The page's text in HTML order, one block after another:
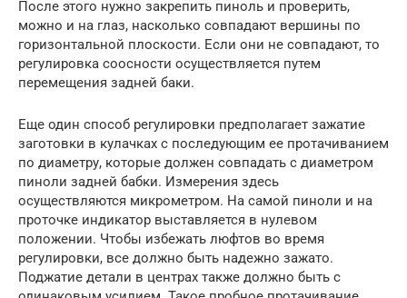
После этого нужно закрепить пиноль и проверить,
можно и на глаз, насколько совпадают вершины по
горизонтальной плоскости. Если они не совпадают, то
регулировка соосности осуществляется путем
перемещения задней баки.
Еще один способ регулировки предполагает зажатие
заготовки в кулачках с последующим ее протачиванием
по диаметру, которые должен совпадать с диаметром
пиноли задней бабки. Измерения здесь
осуществляются микрометром. На самой пиноли и на
проточке индикатор выставляется в нулевом
положении. Чтобы избежать люфтов во время
регулировки, все должно быть надежно зажато.
Поджатие детали в центрах также должно быть с